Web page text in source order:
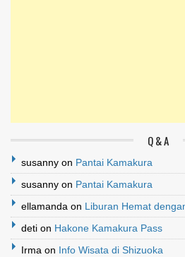
Q & A
susanny on Pantai Kamakura
susanny on Pantai Kamakura
ellamanda on Liburan Hemat
deti on Hakone Kamakura Pass
Irma on Info Wisata di Shizuoka